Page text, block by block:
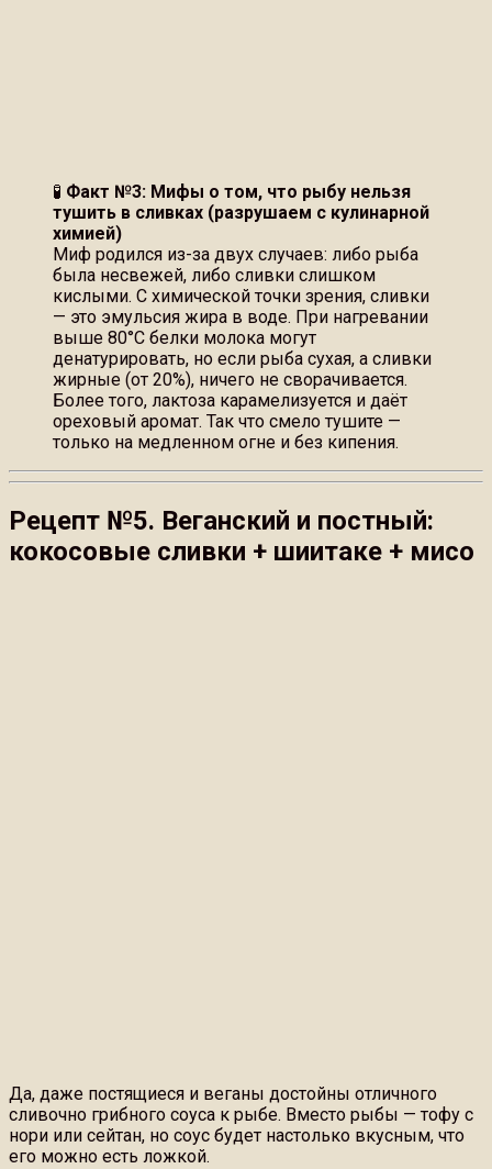
🧪 Факт №3: Мифы о том, что рыбу нельзя
тушить в сливках (разрушаем с кулинарной
химией)
Миф родился из-за двух случаев: либо рыба
была несвежей, либо сливки слишком
кислыми. С химической точки зрения, сливки
— это эмульсия жира в воде. При нагревании
выше 80°C белки молока могут
денатурировать, но если рыба сухая, а сливки
жирные (от 20%), ничего не сворачивается.
Более того, лактоза карамелизуется и даёт
ореховый аромат. Так что смело тушите —
только на медленном огне и без кипения.
Рецепт №5. Веганский и постный:
кокосовые сливки + шиитаке + мисо
Да, даже постящиеся и веганы достойны отличного
сливочно грибного соуса к рыбе. Вместо рыбы — тофу с
нори или сейтан, но соус будет настолько вкусным, что
его можно есть ложкой.